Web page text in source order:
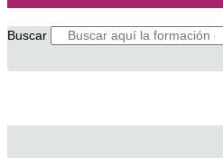
Buscar